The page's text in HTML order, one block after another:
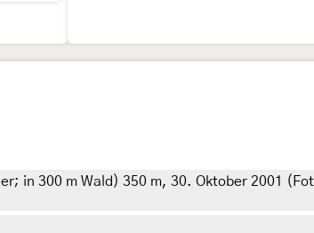
in 300 m Wald) 350 m, 30. Oktober 2001